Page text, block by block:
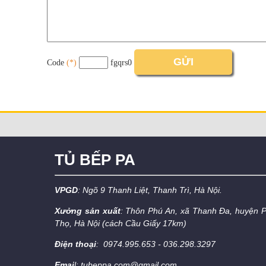
Code (*) fgqrs0
TỦ BẾP PA
VPGD: Ngõ 9 Thanh Liệt, Thanh Trì, Hà Nội.
Xưởng sản xuất: Thôn Phú An, xã Thanh Đa, huyện
Thọ, Hà Nội (cách Cầu Giấy 17km)
Điện thoại: 0974.995.653 - 036.298.3297